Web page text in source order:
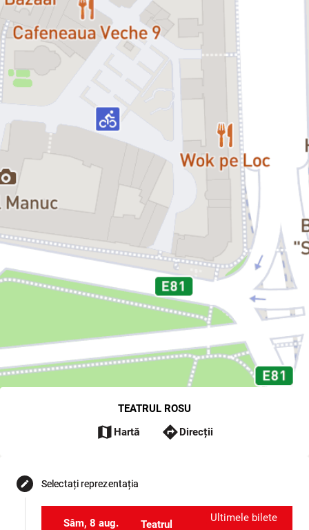
TEATRUL ROSU
map Hartă directionsDirecții
edit Selectați reprezentația
Sâm, 8 aug.
Teatrul
Ultimele bilete